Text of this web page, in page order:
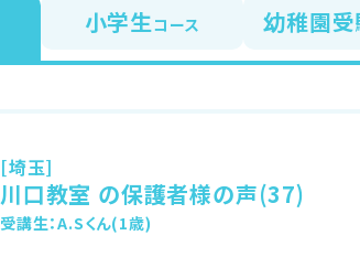
小学生コース 幼稚園
[埼玉]
川口教室 の保護者様の声(37)
受講生：A.Sくん(1歳)